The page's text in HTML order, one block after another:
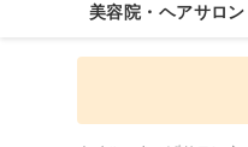
美容院・ヘアサロン